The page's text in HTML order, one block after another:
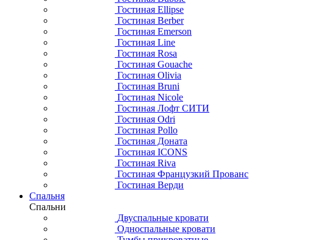
Гостиная Ellipse
Гостиная Berber
Гостиная Emerson
Гостиная Line
Гостиная Rosa
Гостиная Gouache
Гостиная Olivia
Гостиная Bruni
Гостиная Nicole
Гостиная Лофт СИТИ
Гостиная Odri
Гостиная Pollo
Гостиная Доната
Гостиная ICONS
Гостиная Riva
Гостиная Французкий Прованс
Гостиная Верди
Спальня
Спальни
Двуспальные кровати
Односпальные кровати